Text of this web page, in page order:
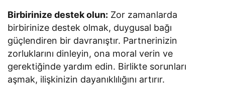
Birbirinize destek olun: Zor zamanlarda
birbirinize destek olmak, duygusal bağı
güçlendiren bir davranıştır. Partnerinizin
zorluklarını dinleyin, ona moral verin ve
gerektiğinde yardım edin. Birlikte sorunları
aşmak, ilişkinizin dayanıklılığını artırır.